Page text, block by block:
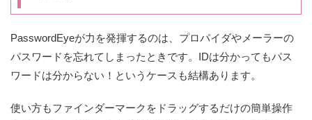
PasswordEyeが力を発揮するのは、プロパイダやメーラーの
パスワードを忘れてしまったときです。IDは分かってもパス
ワードは分からない！というケースも結構あります。
使い方もファインダーマークをドラッグするだけの簡単操作